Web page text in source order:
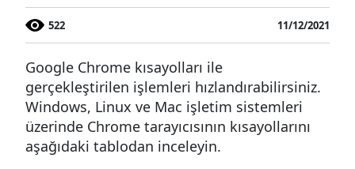
522 11/12/2021
Google Chrome kısayolları ile
gerçekleştirilen işlemleri hızlandırabilirsiniz.
Windows, Linux ve Mac işletim sistemleri
üzerinde Chrome tarayıcısının kısayollarını
aşağıdaki tablodan inceleyin.